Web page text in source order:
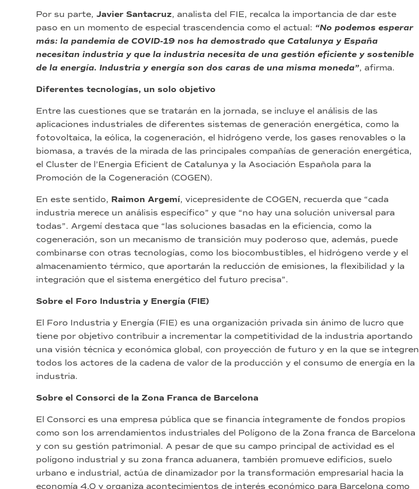
Por su parte, Javier Santacruz, analista del FIE, recalca la importancia de dar este
paso en un momento de especial trascendencia como el actual: “No podemos esperar
más: la pandemia de COVID-19 nos ha demostrado que Catalunya y España
necesitan industria y que la industria necesita de una gestión eficiente y sostenible
de la energía. Industria y energía son dos caras de una misma moneda”, afirma.
Diferentes tecnologías, un solo objetivo
Entre las cuestiones que se tratarán en la jornada, se incluye el análisis de las
aplicaciones industriales de diferentes sistemas de generación energética, como la
fotovoltaica, la eólica, la cogeneración, el hidrógeno verde, los gases renovables o la
biomasa, a través de la mirada de las principales compañías de generación energética,
el Cluster de l’Energia Eficient de Catalunya y la Asociación Española para la
Promoción de la Cogeneración (COGEN).
En este sentido, Raimon Argemí, vicepresidente de COGEN, recuerda que “cada
industria merece un análisis específico” y que “no hay una solución universal para
todas”. Argemí destaca que “las soluciones basadas en la eficiencia, como la
cogeneración, son un mecanismo de transición muy poderoso que, además, puede
combinarse con otras tecnologías, como los biocombustibles, el hidrógeno verde y el
almacenamiento térmico, que aportarán la reducción de emisiones, la flexibilidad y la
integración que el sistema energético del futuro precisa”.
Sobre el Foro Industria y Energía (FIE)
El Foro Industria y Energía (FIE) es una organización privada sin ánimo de lucro que
tiene por objetivo contribuir a incrementar la competitividad de la industria aportando
una visión técnica y económica global, con proyección de futuro y en la que se integren
todos los actores de la cadena de valor de la producción y el consumo de energía en la
industria.
Sobre el Consorci de la Zona Franca de Barcelona
El Consorci es una empresa pública que se financia íntegramente de fondos propios
como son los arrendamientos industriales del Polígono de la Zona franca de Barcelona
y con su gestión patrimonial. A pesar de que su campo principal de actividad es el
polígono industrial y su zona franca aduanera, también promueve edificios, suelo
urbano e industrial, actúa de dinamizador por la transformación empresarial hacia la
economía 4.0 y organiza acontecimientos de interés económico para Barcelona como